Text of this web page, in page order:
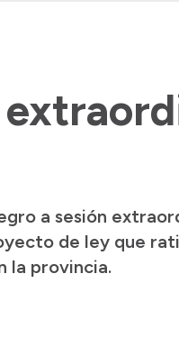
a sesión
de ley que
la provincia.